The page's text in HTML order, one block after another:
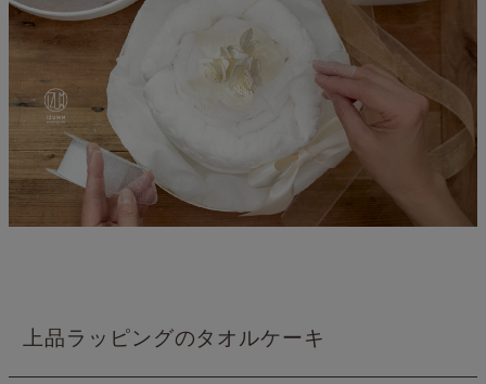
上品ラッピングのタオルケーキ